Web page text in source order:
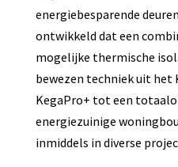
energiebesparende
ontwikkeld dat een
mogelijke thermische
bewezen techniek uit het
KegaPro+ tot een
energiezuinige
inmiddels in diverse